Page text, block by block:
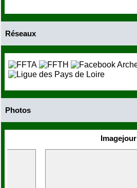
Réseaux
Photos
Imagejour